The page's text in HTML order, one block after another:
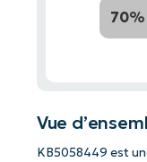
70%
Vue
KB5058449 est